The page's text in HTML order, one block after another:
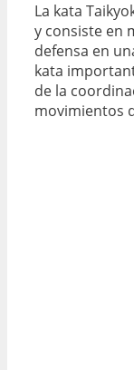
La kata
y consiste en
defensa en
kata
de la
movimientos